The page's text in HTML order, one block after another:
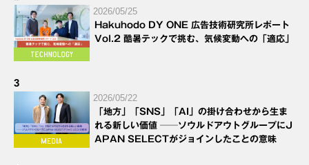
2026/05/25
Hakuhodo DY ONE 広告技術研究所レポート
Vol.2 酷暑テックで挑む、気候変動への「適応」
3
2026/05/22
「地方」「SNS」「AI」の掛け合わせから生ま
れる新しい価値 ──ソウルドアウトグループにJ
APAN SELECTがジョインしたことの意味